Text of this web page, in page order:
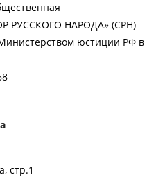
РУССКОГО НАРОДА» (СРН)
юстиции РФ в
стр.1